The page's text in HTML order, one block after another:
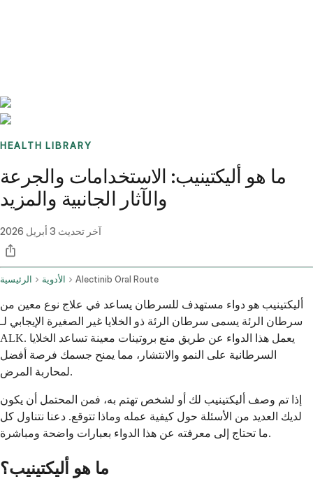
HEALTH LIBRARY
ما هو أليكتينيب: الاستخدامات والجرعة
والآثار الجانبية والمزيد
آخر تحديث 3 أبريل 2026
الرئيسية الأدوية Alectinib Oral Route
أليكتينيب هو دواء مستهدف للسرطان يساعد في علاج نوع معين من
سرطان الرئة يسمى سرطان الرئة ذو الخلايا غير الصغيرة الإيجابي لـ
ALK. يعمل هذا الدواء عن طريق منع بروتينات معينة تساعد الخلايا
السرطانية على النمو والانتشار، مما يمنح جسمك فرصة أفضل
لمحاربة المرض.
إذا تم وصف أليكتينيب لك أو لشخص تهتم به، فمن المحتمل أن يكون
لديك العديد من الأسئلة حول كيفية عمله وماذا تتوقع. دعنا نتناول كل
ما تحتاج إلى معرفته عن هذا الدواء بعبارات واضحة ومباشرة.
ما هو أليكتينيب؟